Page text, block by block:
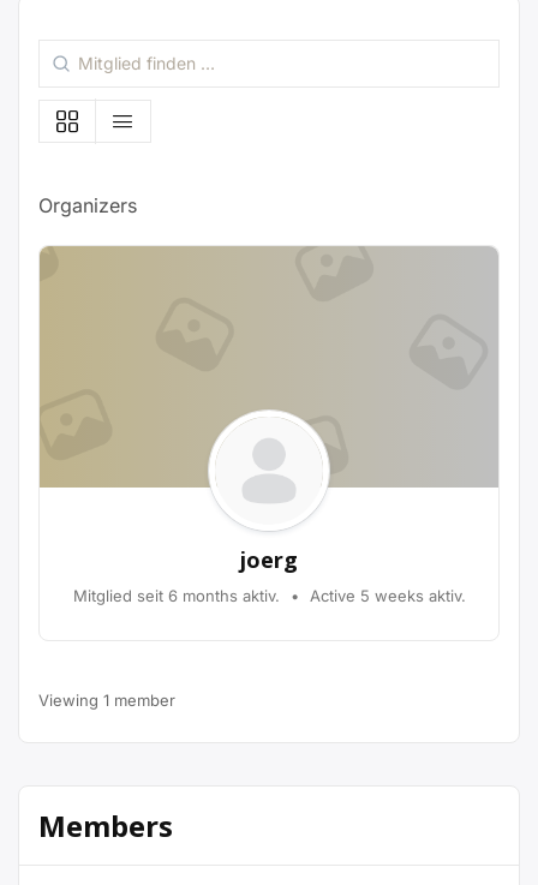
Mitglied
Organizers
joerg
Mitglied seit 6 months aktiv. • Active 5 weeks aktiv.
Viewing 1 member
Members